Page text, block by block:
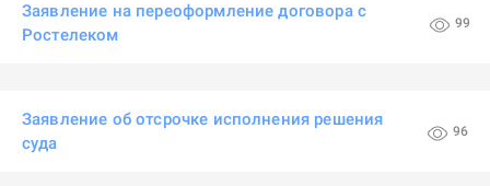
Заявление на переоформление договора с
Ростелеком
99
Заявление об отсрочке исполнения решения
суда
96